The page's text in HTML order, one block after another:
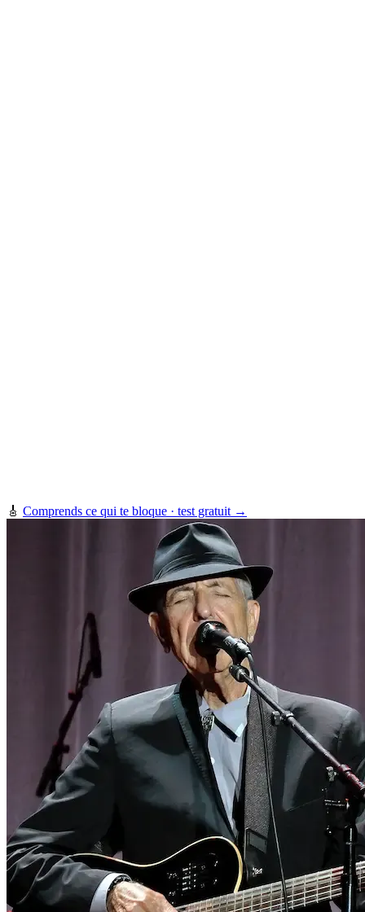
🎸 Comprends ce qui te bloque · test gratuit →